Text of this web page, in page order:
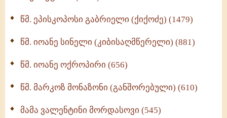
წმ. ეპისკოპოსი გაბრიელი (ქიქოძე) (1479)
წმ. იოანე სინელი (კიბისაღმწერელი) (881)
წმ. იოანე ოქროპირი (656)
წმ. მარკოზ მონაზონი (განშორებული) (610)
მამა ვალენტინი მორდასოვი (545)